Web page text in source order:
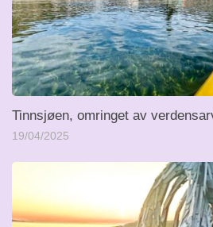
Tinnsjøen, omringet av
19/04/2025